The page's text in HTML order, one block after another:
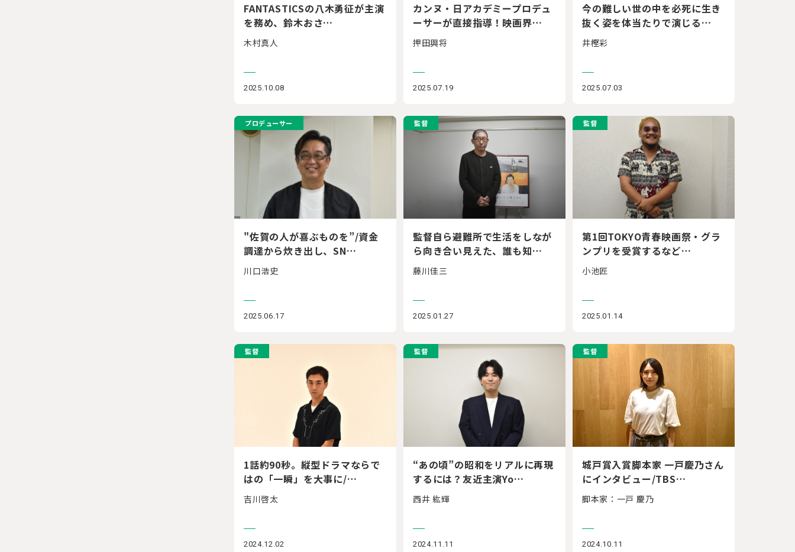
FANTASTICSの八木勇征が主演
を務め、鈴木おさ…
木村真人
2025.10.08
カンヌ・日アカデミープロデュ
ーサーが直接指導！映画界…
押田興将
2025.07.19
今の難しい世の中を必死に生き
抜く姿を体当たりで演じる…
井樫彩
2025.07.03
プロデューサー
"佐賀の人が喜ぶものを”/資金
調達から炊き出し、SN…
川口浩史
2025.06.17
監督
監督自ら避難所で生活をしなが
ら向き合い見えた、誰も知…
藤川佳三
2025.01.27
監督
第1回TOKYO青春映画祭・グラ
ンプリを受賞するなど…
小池匠
2025.01.14
監督
1話約90秒。縦型ドラマならで
はの「一瞬」を大事に/…
吉川啓太
2024.12.02
監督
“あの頃”の昭和をリアルに再現
するには？友近主演Yo…
西井 紘輝
2024.11.11
監督
城戸賞入賞脚本家 一戸慶乃さん
にインタビュー/TBS…
脚本家：一戸 慶乃
2024.10.11